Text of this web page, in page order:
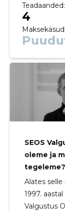
Teadaanded:
4
Maksekäsud:
SEOS
oleme ja
tegeleme?
Alates
1997.
Valgustus